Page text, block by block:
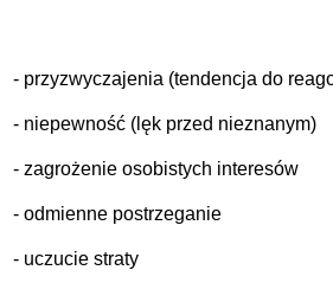
- przyzwyczajenia (tendencja do
- niepewność (lęk przed nieznanym)
- zagrożenie osobistych interesów
- odmienne postrzeganie
- uczucie straty